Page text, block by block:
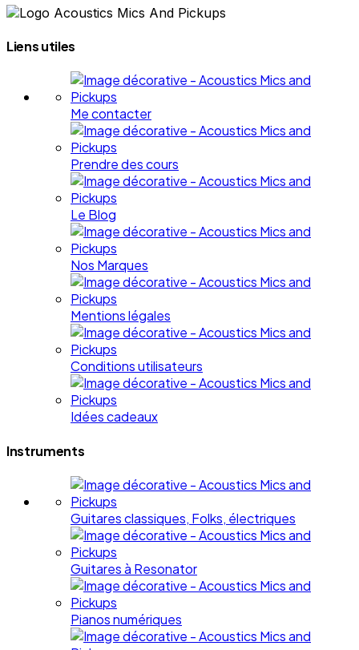
Liens utiles
Me contacter
Prendre des cours
Le Blog
Nos Marques
Mentions légales
Conditions utilisateurs
Idées cadeaux
Instruments
Guitares classiques, Folks, électriques
Guitares à Resonator
Pianos numériques